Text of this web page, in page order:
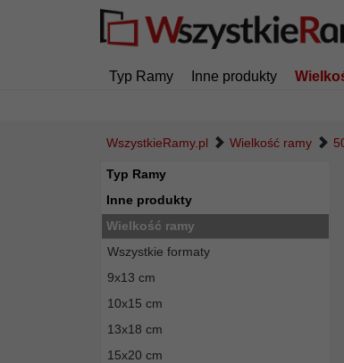
Typ Ramy Inne produkty
WszystkieRamy.pl Wielkość ramy
Typ Ramy
Inne produkty
Wielkość ramy
Wszystkie formaty
9x13 cm
10x15 cm
13x18 cm
15x20 cm